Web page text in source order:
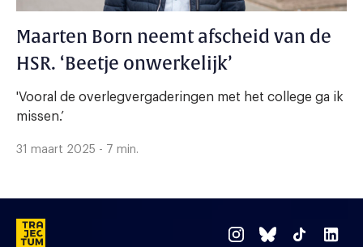
Maarten Born neemt afscheid van de
HSR. ‘Beetje onwerkelijk’
'Vooral de overlegvergaderingen met het college ga ik
missen.’
31 maart 2025 - 7 min.